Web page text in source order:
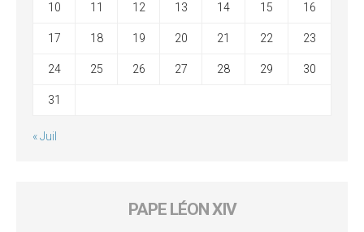
10 11 12 13 14 15 16
17 18 19 20 21 22 23
24 25 26 27 28 29 30
31
« Juil
PAPE LÉON XIV